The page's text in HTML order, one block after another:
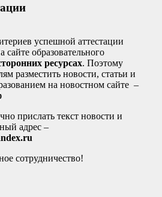
успешной аттестации
сайте образовательного
ресурсах. Поэтому
разместить новости, статьи и
на новостном сайте –
прислать текст новости и
адрес –
сотрудничество!